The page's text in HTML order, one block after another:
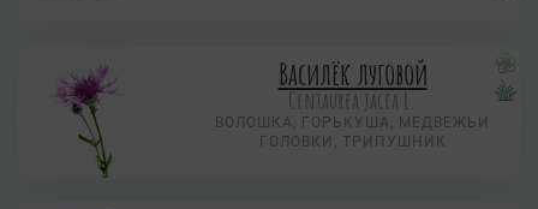
Василёк луговой
Centaurea jacea L.
ВОЛОШКА, ГОРЬКУША, МЕДВЕЖЬИ
ГОЛОВКИ, ТРИПУШНИК